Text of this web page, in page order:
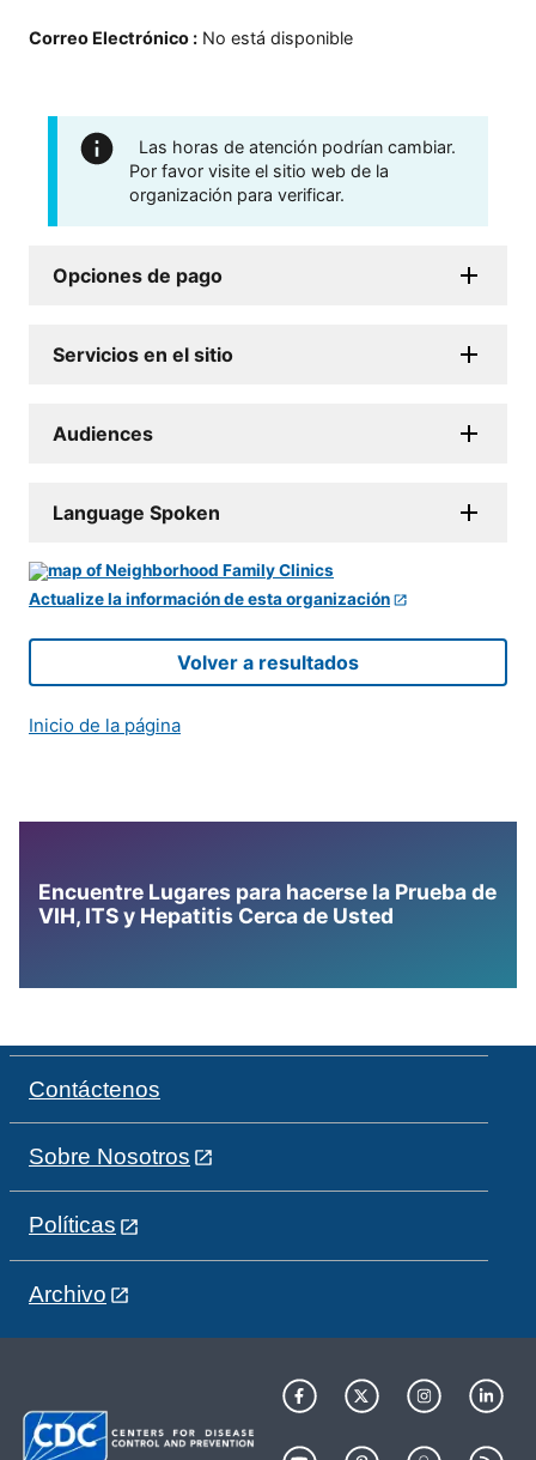
Correo Electrónico : No está disponible
Las horas de atención podrían cambiar.
Por favor visite el sitio web de la
organización para verificar.
Opciones de pago
Servicios en el sitio
Audiences
Language Spoken
Actualize la información de esta organización
Volver a resultados
Inicio de la página
Encuentre Lugares para hacerse la Prueba de
VIH, ITS y Hepatitis Cerca de Usted
Contáctenos
Sobre Nosotros
Políticas
Archivo